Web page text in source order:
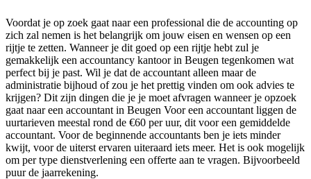
Voordat je op zoek gaat naar een professional die de accounting op
zich zal nemen is het belangrijk om jouw eisen en wensen op een
rijtje te zetten. Wanneer je dit goed op een rijtje hebt zul je
gemakkelijk een accountancy kantoor in Beugen tegenkomen wat
perfect bij je past. Wil je dat de accountant alleen maar de
administratie bijhoud of zou je het prettig vinden om ook advies te
krijgen? Dit zijn dingen die je je moet afvragen wanneer je opzoek
gaat naar een accountant in Beugen Voor een accountant liggen de
uurtarieven meestal rond de €60 per uur, dit voor een gemiddelde
accountant. Voor de beginnende accountants ben je iets minder
kwijt, voor de uiterst ervaren uiteraard iets meer. Het is ook mogelijk
om per type dienstverlening een offerte aan te vragen. Bijvoorbeeld
puur de jaarrekening.